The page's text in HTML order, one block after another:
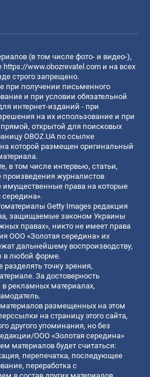
(в том числе фото- и видео-),
https://www.obozrevatel.com и на всех
строго запрещено.
при получении письменного
и при условии обязательной
интернет-изданий - при
на их использование и при
открытой для поисковых
OBOZ.UA по ссылке
на которой размещен оригинальный
в том числе интервью, статьи,
журналистов
права на которые
Getty Images редакция
защищаемые законом Украины
правах», никто не имеет права
ООО «Золотая середина» их
дальнейшему воспроизводству,
в любой форме.
точку зрения,
За достоверность
рекламных материалах,
размещенных на этом
на страницу этого сайта,
другого упоминания, но без
ООО «Золотая середина»
материалов будет считаться:
перепечатка, последующее
переработка с